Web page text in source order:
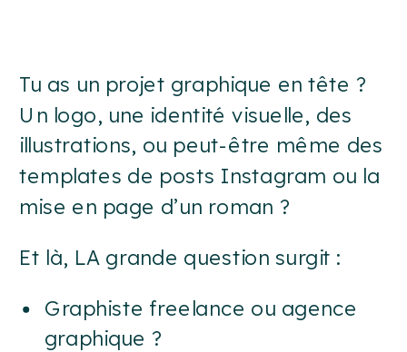
Tu as un projet graphique en tête ?
Un logo, une identité visuelle, des
illustrations, ou peut-être même des
templates de posts Instagram ou la
mise en page d’un roman ?
Et là, LA grande question surgit :
Graphiste freelance ou agence
graphique ?